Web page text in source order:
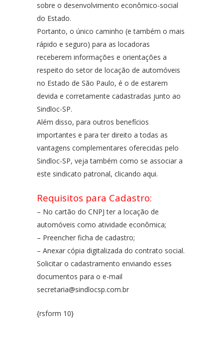
sobre o desenvolvimento econômico-social
do Estado.
Portanto, o único caminho (e também o mais
rápido e seguro) para as locadoras
receberem informações e orientações a
respeito do setor de locação de automóveis
no Estado de São Paulo, é o de estarem
devida e corretamente cadastradas junto ao
Sindloc-SP.
Além disso, para outros benefícios
importantes e para ter direito a todas as
vantagens complementares oferecidas pelo
Sindloc-SP, veja também como se associar a
este sindicato patronal, clicando aqui.
Requisitos para Cadastro:
– No cartão do CNPJ ter a locação de
automóveis como atividade econômica;
– Preencher ficha de cadastro;
– Anexar cópia digitalizada do contrato social.
Solicitar o cadastramento enviando esses
documentos para o e-mail
secretaria@sindlocsp.com.br
{rsform 10}